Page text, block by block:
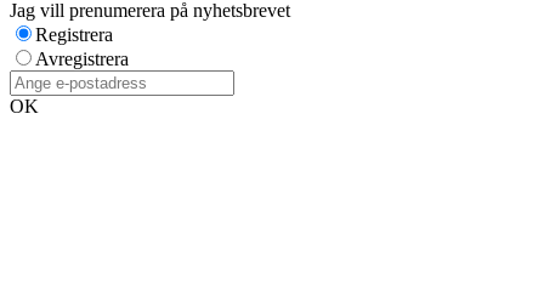
Jag vill prenumerera på nyhetsbrevet
Registrera
Avregistrera
OK